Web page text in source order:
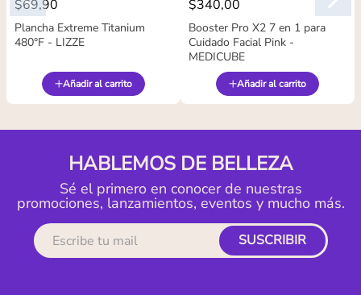
$69,90
Plancha Extreme Titanium
480°F - LIZZE
Añadir al carrito
$340,00
Booster Pro X2 7 en 1 para
Cuidado Facial Pink -
MEDICUBE
Añadir al carrito
HABLEMOS DE BELLEZA
Sé el primero en conocer de nuestras
promociones, lanzamientos, eventos y mucho más.
SUSCRIBIR